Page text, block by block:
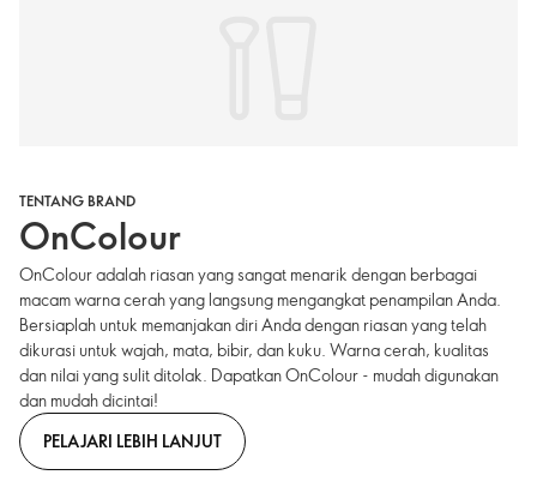
TENTANG BRAND
OnColour
OnColour adalah riasan yang sangat menarik dengan berbagai
macam warna cerah yang langsung mengangkat penampilan Anda.
Bersiaplah untuk memanjakan diri Anda dengan riasan yang telah
dikurasi untuk wajah, mata, bibir, dan kuku. Warna cerah, kualitas
dan nilai yang sulit ditolak. Dapatkan OnColour - mudah digunakan
dan mudah dicintai!
PELAJARI LEBIH LANJUT